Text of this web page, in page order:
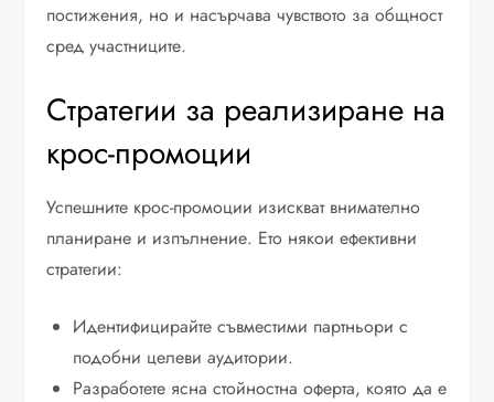
постижения, но и насърчава чувството за общност
сред участниците.
Стратегии за реализиране на
крос-промоции
Успешните крос-промоции изискват внимателно
планиране и изпълнение. Ето някои ефективни
стратегии:
Идентифицирайте съвместими партньори с
подобни целеви аудитории.
Разработете ясна стойностна оферта, която да е